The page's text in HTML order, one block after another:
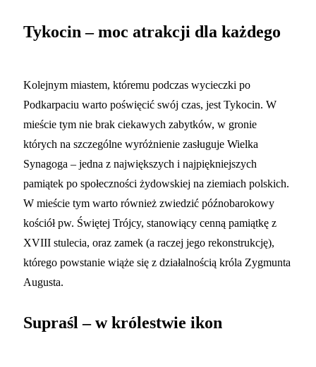
Tykocin – moc atrakcji dla każdego
Kolejnym miastem, któremu podczas wycieczki po
Podkarpaciu warto poświęcić swój czas, jest Tykocin. W
mieście tym nie brak ciekawych zabytków, w gronie
których na szczególne wyróżnienie zasługuje Wielka
Synagoga – jedna z największych i najpiękniejszych
pamiątek po społeczności żydowskiej na ziemiach polskich.
W mieście tym warto również zwiedzić późnobarokowy
kościół pw. Świętej Trójcy, stanowiący cenną pamiątkę z
XVIII stulecia, oraz zamek (a raczej jego rekonstrukcję),
którego powstanie wiąże się z działalnością króla Zygmunta
Augusta.
Supraśl – w królestwie ikon